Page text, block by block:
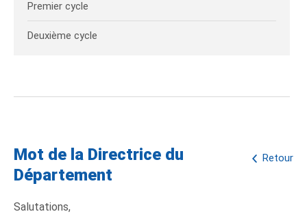
Premier cycle
Deuxième cycle
Retour
Mot de la Directrice du
Département
Salutations,